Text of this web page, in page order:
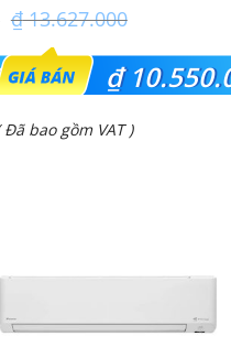
₫13.627.000
₫
₫ 10.550.000.
Đã bao gồm VAT )